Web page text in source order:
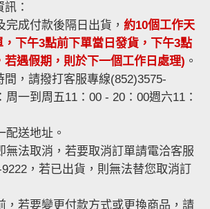
：
完成付款後隔日出貨， 約10個工作天
下午3點前下單當日發貨，下午3點
若遇假期，則於下一個工作日處理) 。
，請撥打客服專線(852)3575-
周一到周五11：00 - 20：00週六11：
配送地址。
無法取消，若要取消訂單請電洽客服
，若已出貨，則無法替您取消訂
，若要變更付款方式或更換商品，請